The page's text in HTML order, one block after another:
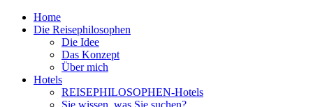
Home
Die Reisephilosophen
Die Idee
Das Konzept
Über mich
Hotels
REISEPHILOSOPHEN-Hotels
Sie wissen, was Sie suchen?